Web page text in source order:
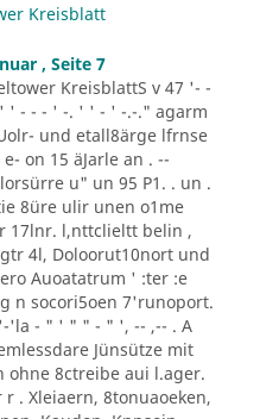
Kreisblatt
, Seite 7
KreisblattS v 47 '- -
' - - - ' -. ' ' - ' -.-." agarm
und etall8ärge lfrnse
e- on 15 äJarle an . --
u" un 95 P1. . un .
8üre ulir unen o1me
17lnr. l,nttclieltt belin ,
4l, Doloorut10nort und
Auoatatrum ' :ter :e
n socori5oen 7'runoport.
'la - " ' " " - " ', -- ,-- . A
Jünsütze mit
ohne 8ctreibe aui l.ager.
r . Xleiaern, 8tonuaoeken,